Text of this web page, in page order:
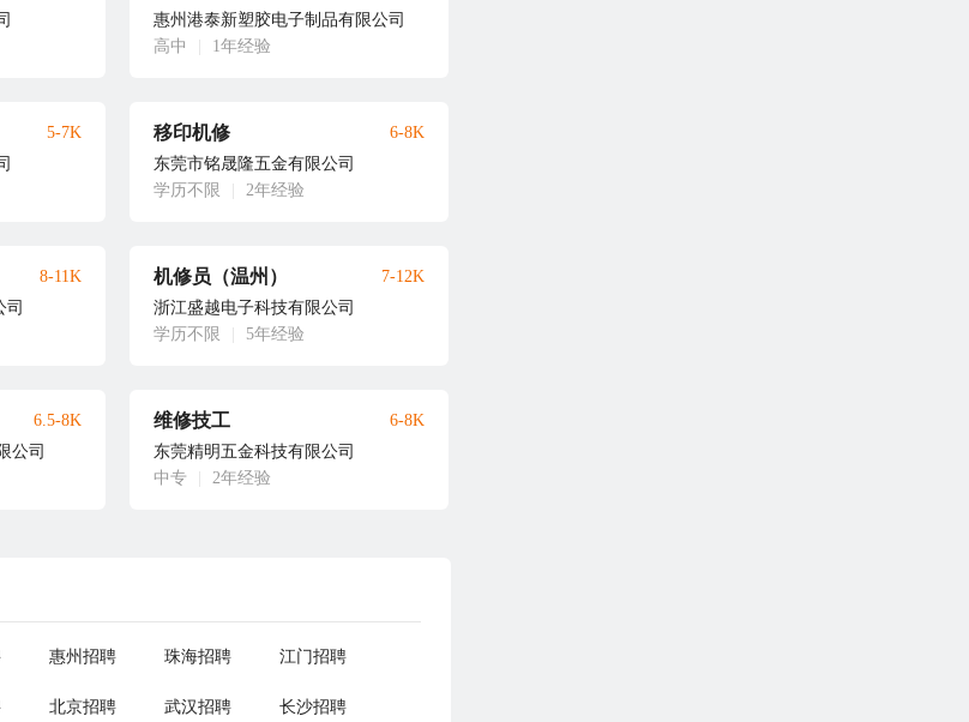
惠州港泰新塑胶电子制品有限公司
高中
1年经验
5-7K 移印机修
东莞市铭晟隆五金有限公司
学历不限
2年经验
6-8K
8-11K 机修员（温州）
浙江盛越电子科技有限公司
学历不限
5年经验
7-12K
公司
6.5-8K 维修技工
东莞精明五金科技有限公司
中专
2年经验
6-8K
惠州招聘 珠海招聘 江门招聘
北京招聘 武汉招聘 长沙招聘